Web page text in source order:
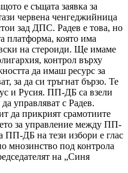
е същата заявка за
червена ченгеджийница
зад ДПС. Радев е това, но
платформа, която има
на стероиди. Ще имаме
контрол върху
да имаш ресурс за
за да си тръгнат бързо. Те
и Русия. ПП-ДБ са взели
управляват с Радев.
да прикрият срамотиите
за управление между ПП-
ПП-ДБ на тези избори е глас
мнозинство под контрола
на „Синя